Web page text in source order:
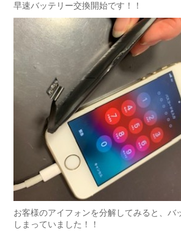
早速バッテリー交換開始です！！
お客様のアイフォンを分解してみると、バ
しまっていました！！